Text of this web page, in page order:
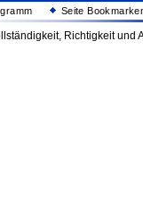
Seite
Richtigkeit